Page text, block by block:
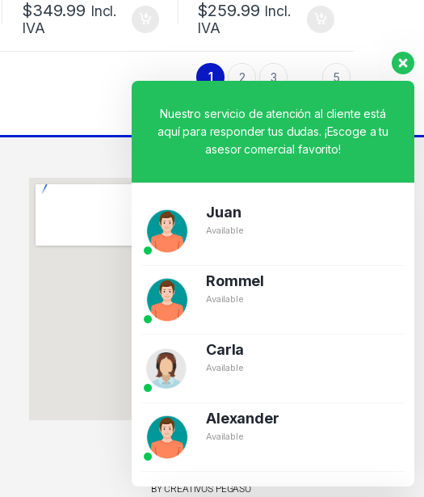
$349.99 Incl.
IVA
$259.99 Incl.
IVA
1 2 3 … 5
BY CREATIVOS PEGASO
Nuestro servicio de atención al cliente está
aquí para responder tus dudas. ¡Escoge a tu
asesor comercial favorito!
Juan
Available
Rommel
Available
Carla
Available
Alexander
Available